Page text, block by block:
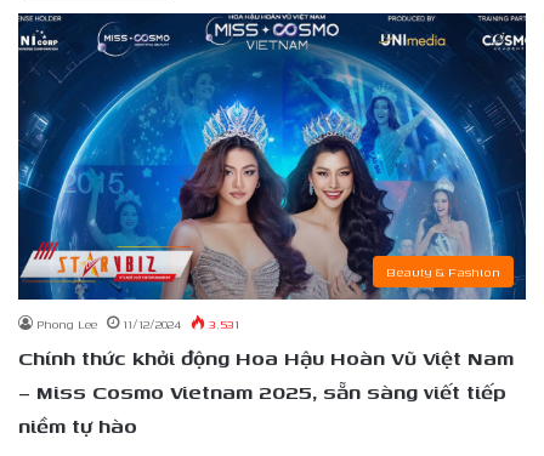
Beauty & Fashion
Phong Lee 11/12/2024 3.531
Chính thức khởi động Hoa Hậu Hoàn Vũ Việt Nam
– Miss Cosmo Vietnam 2025, sẵn sàng viết tiếp
niềm tự hào